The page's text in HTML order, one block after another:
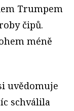
Trumpem
čipů.
méně
uvědomuje
schválila